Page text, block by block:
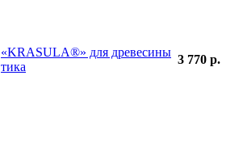
«KRASULA®» для древесины
тика
3 770 р.